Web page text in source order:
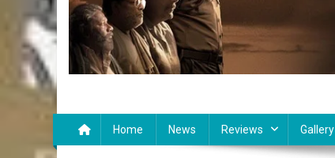
Home News Reviews Gallery